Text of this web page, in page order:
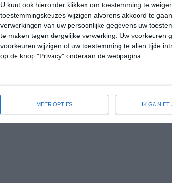
U kunt ook hieronder klikken om toestemming te
toestemmingskeuzes wijzigen alvorens akkoord te gaan.
verwerkingen van uw persoonlijke gegevens uw
te maken tegen dergelijke verwerking. Uw voorkeuren
voorkeuren wijzigen of uw toestemming te allen tijde
op de knop "Privacy" onderaan de webpagina.
MEER OPTIES IK GA NIET
16:00 19:00 01:00
WNW 2 ZO 1
bekijk de uitgebreide weersverwachting voor Torrioni